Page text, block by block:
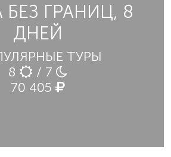
ГРАНИЦ, 8
ДНЕЙ
ТУРЫ
8
/ 7
70 405